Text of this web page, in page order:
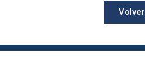
Volver